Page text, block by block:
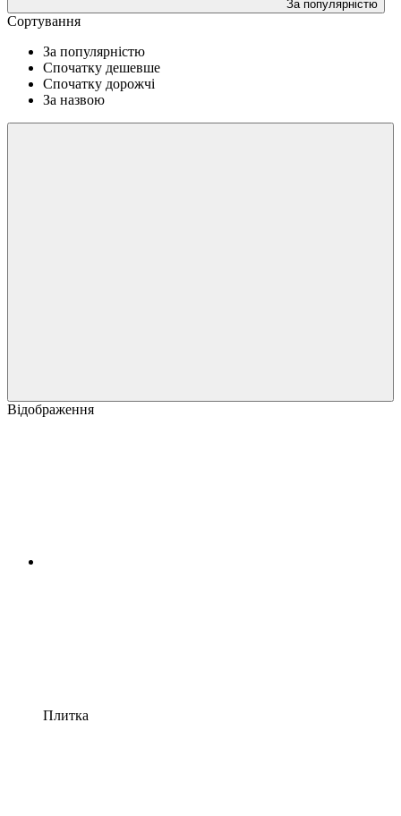
За популярністю
Сортування
За популярністю
Спочатку дешевше
Спочатку дорожчі
За назвою
Відображення
Плитка